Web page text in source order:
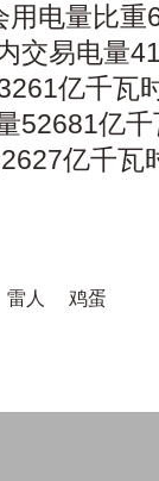
用电量比重
交易电量
亿千瓦
52681亿
亿千瓦
雷人 鸡蛋